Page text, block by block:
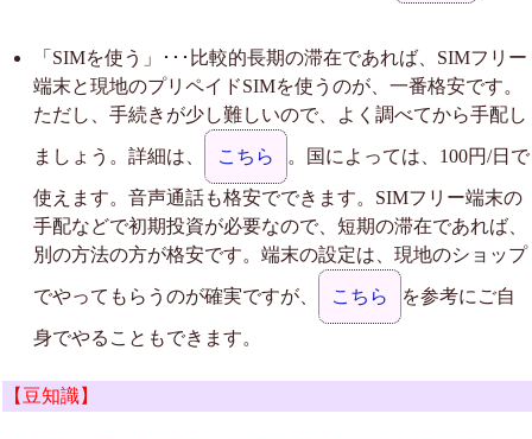
「SIMを使う」･･･比較的長期の滞在であれば、SIMフリー
端末と現地のプリペイドSIMを使うのが、一番格安です。
ただし、手続きが少し難しいので、よく調べてから手配し
ましょう。詳細は、 こちら 。国によっては、100円/日で
使えます。音声通話も格安でできます。SIMフリー端末の
手配などで初期投資が必要なので、短期の滞在であれば、
別の方法の方が格安です。端末の設定は、現地のショップ
でやってもらうのが確実ですが、 こちら を参考にご自
身でやることもできます。
【豆知識】